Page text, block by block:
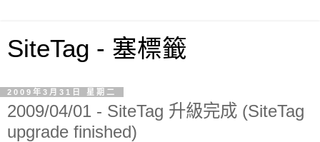
SiteTag - 塞標籤
2009年3月31日 星期二
2009/04/01 - SiteTag 升級完成 (SiteTag
upgrade finished)